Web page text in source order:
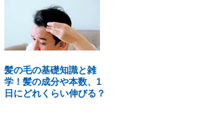
髪の毛の基礎知識と雑
学！髪の成分や本数、1
日にどれくらい伸びる？